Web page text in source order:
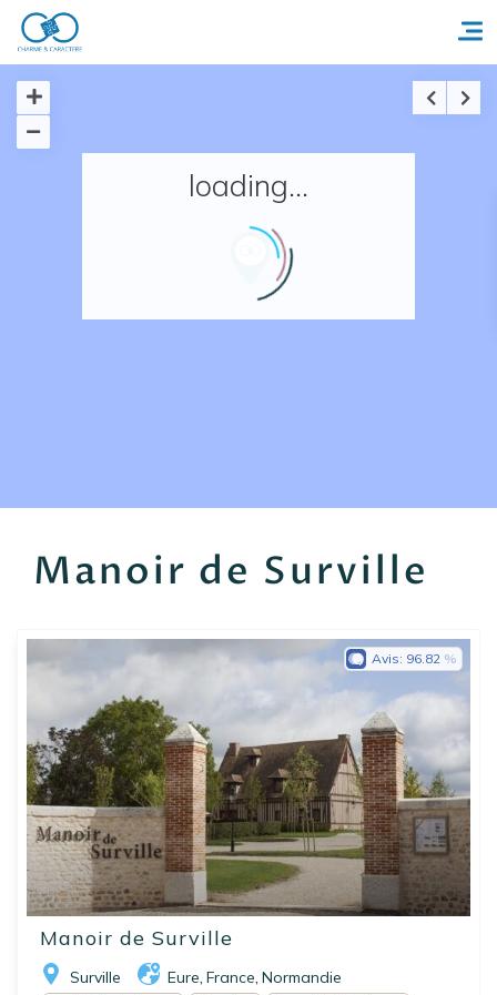
Accueil
Nos adresses en France
loading...
Manoir de Surville
Manoir de Surville
Surville Eure France Normandie
Avis: 96.82